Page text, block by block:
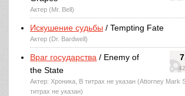
Актер (Mr. Bell)
Искушение судьбы / Tempting Fate
Актер (Dr. Bardwell)
Враг государства / Enemy of
the State
Актер: Хроника, В титрах не указан (Attorney Mark
титрах не указан)